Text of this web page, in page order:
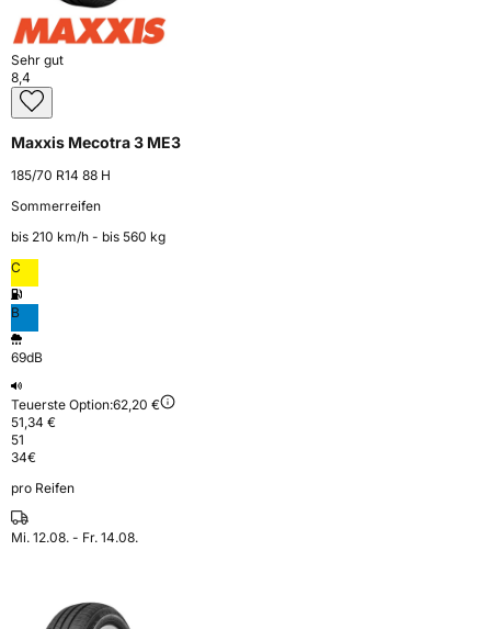
Sehr gut
8,4
Maxxis Mecotra 3 ME3
185/70 R14 88 H
Sommerreifen
bis 210 km⁠/⁠h - bis 560 kg
C
B
69dB
Teuerste Option:62,20 €
51,34 €
51
34€
pro Reifen
Mi. 12.08. - Fr. 14.08.